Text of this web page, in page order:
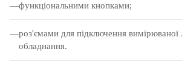
функціональними кнопками;
роз'ємами для підключення вимірюваної
обладнання.